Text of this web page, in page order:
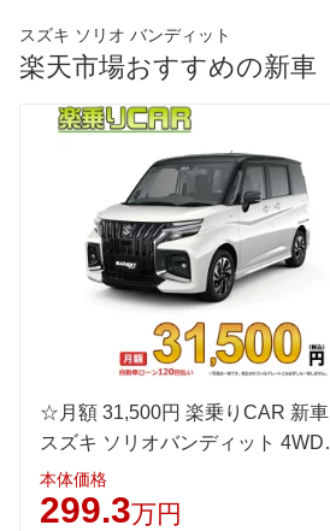
スズキ ソリオ バンディット
楽天市場おすすめの新車
☆月額 31,500円 楽乗りCAR 新車
スズキ ソリオバンディット 4WD
1200 HYBRID MV
本体価格
299.3万円